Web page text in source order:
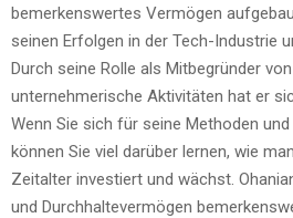
bemerkenswertes Vermögen
seinen Erfolgen in der Tech-Industrie
Durch seine Rolle als Mitbegründer
unternehmerische Aktivitäten hat er
Wenn Sie sich für seine Methoden
können Sie viel darüber lernen, wie
Zeitalter investiert und wächst.
und Durchhaltevermögen